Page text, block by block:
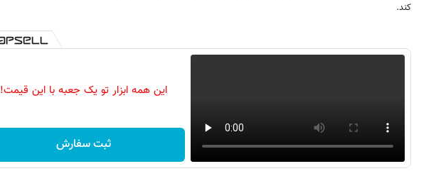
کند.
این همه ابزار تو یک جعبه با این قیمت!
ثبت سفارش